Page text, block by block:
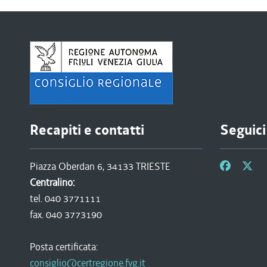
Recapiti e contatti
Piazza Oberdan 6, 34133 TRIESTE
Centralino:
tel. 040 3771111
fax. 040 3773190
Posta certificata:
consiglio@certregione.fvg.it